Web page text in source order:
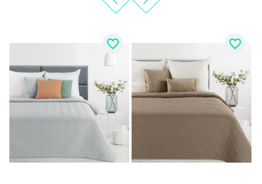
favorite_border favorite_border